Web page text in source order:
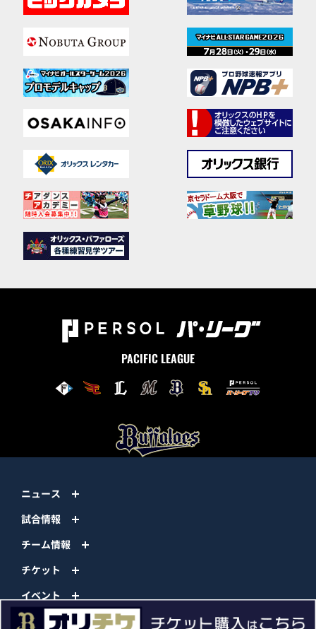
PACIFIC LEAGUE
ニュース
試合情報
チーム情報
チケット
イベント
ファンクラブ